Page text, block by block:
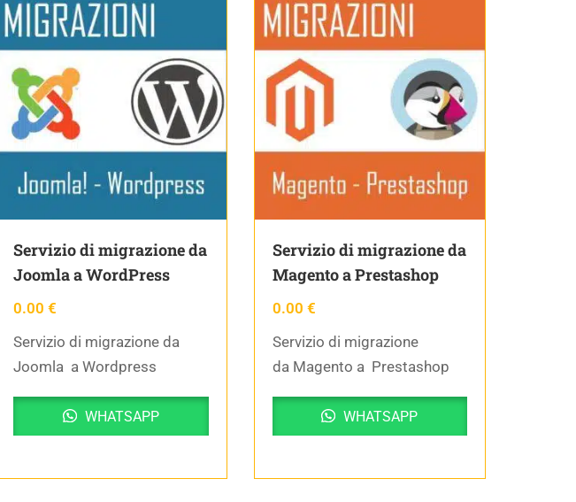
Servizio di migrazione da
Joomla a WordPress
0.00 €
Servizio di migrazione da
Joomla a Wordpress
WHATSAPP
Servizio di migrazione da
Magento a Prestashop
0.00 €
Servizio di migrazione
da Magento a Prestashop
WHATSAPP